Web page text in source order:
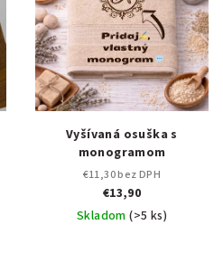
Vyšívaná osuška s
monogramom
€11,30 bez DPH
€13,90
Skladom(>5 ks)